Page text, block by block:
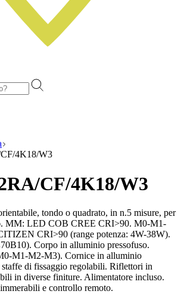
4K18/W3
CF/4K18/W3
tondo o quadrato, in n.5 misure, per
MM: LED COB CREE CRI>90. M0-M1-
CRI>90 (range potenza: 4W-38W).
Corpo in alluminio pressofuso.
M1-M2-M3). Cornice in alluminio
di fissaggio regolabili. Riflettori in
in diverse finiture. Alimentatore incluso.
e controllo remoto.